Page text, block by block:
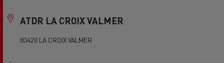
ATDR LA CROIX VALMER
83420 LA CROIX VALMER